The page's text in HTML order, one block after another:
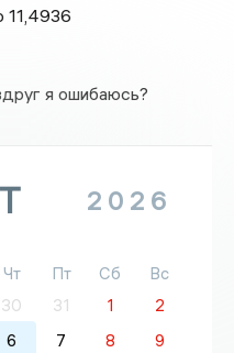
11,4936
я ошибаюсь?
2026
Чт Пт Сб
Вс
30 31 1
2
6 7 8
9